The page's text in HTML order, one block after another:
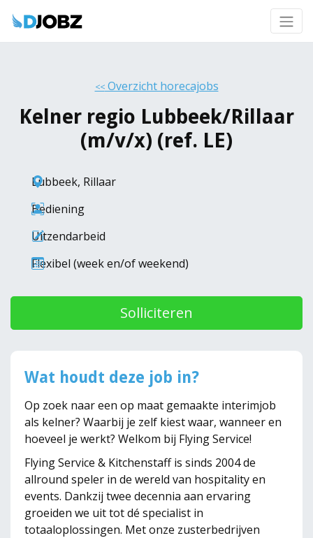
<<Overzicht horecajobs
Kelner regio Lubbeek/Rillaar
(m/v/x) (ref. LE)
Lubbeek, Rillaar
Bediening
Uitzendarbeid
Flexibel (week en/of weekend)
Solliciteren
Wat houdt deze job in?
Op zoek naar een op maat gemaakte interimjob
als kelner? Waarbij je zelf kiest waar, wanneer en
hoeveel je werkt? Welkom bij Flying Service!
Flying Service & Kitchenstaff is sinds 2004 de
allround speler in de wereld van hospitality en
events. Dankzij twee decennia aan ervaring
groeiden we uit tot dé specialist in
totaaloplossingen. Met onze zusterbedrijven